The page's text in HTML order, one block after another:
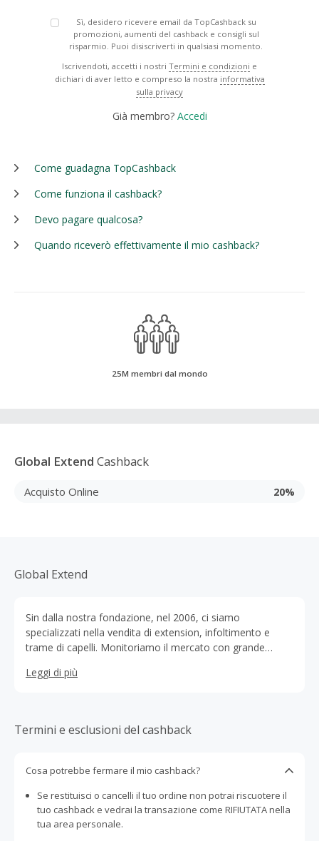
Sì, desidero ricevere email da TopCashback su
promozioni, aumenti del cashback e consigli sul
risparmio. Puoi disiscriverti in qualsiasi momento.
Iscrivendoti, accetti i nostri Termini e condizioni e
dichiari di aver letto e compreso la nostra informativa
sulla privacy
Già membro? Accedi
Come guadagna TopCashback
Come funziona il cashback?
Devo pagare qualcosa?
Quando riceverò effettivamente il mio cashback?
25M membri dal mondo
Global Extend Cashback
Acquisto Online 20%
Global Extend
Sin dalla nostra fondazione, nel 2006, ci siamo
specializzati nella vendita di extension, infoltimento e
trame di capelli. Monitoriamo il mercato con grande
questo atteggiamento, ampliamo costantemente la
capelli che si abbina perfettamente alle nostre extension.
Sono disponibili anche accessori come spazzole per
del nostro negozio troverete anche molti apparecchi
Leggi di più
Termini e esclusioni del cashback
Cosa potrebbe fermare il mio cashback?
Se restituisci o cancelli il tuo ordine non potrai riscuotere il
tuo cashback e vedrai la transazione come RIFIUTATA nella
tua area personale.